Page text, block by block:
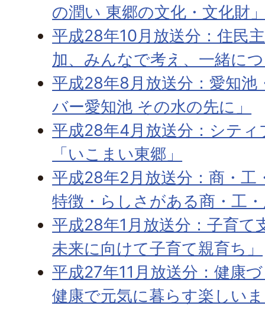
の潤い 東郷の文化・文化財
平成28年10月放送分：住民
加、みんなで考え、一緒に
平成28年8月放送分：愛知池
バー愛知池 その水の先に」
平成28年4月放送分：シテ
「いこまい東郷」
平成28年2月放送分：商・工
特徴・らしさがある商・工
平成28年1月放送分：子育て
未来に向けて子育て親育ち」
平成27年11月放送分：健康
健康で元気に暮らす楽しい